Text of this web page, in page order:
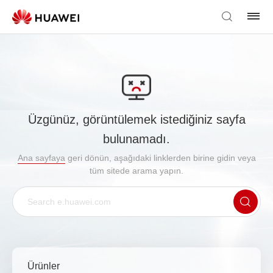
Üzgünüz, görüntülemek istediğiniz sayfa
bulunamadı.
Ana sayfaya geri dönün, aşağıdaki linklerden birine gidin veya
tüm sitede arama yapın.
Ürünler